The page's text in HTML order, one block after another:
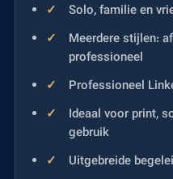
Solo, familie en
Meerdere stijlen:
professioneel
Professioneel
Ideaal voor print,
gebruik
Uitgebreide